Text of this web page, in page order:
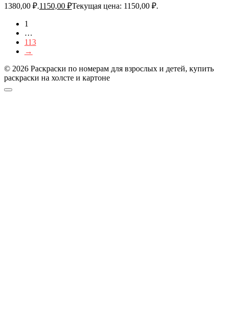
1380,00 ₽.1150,00 ₽Текущая цена: 1150,00 ₽.
1
…
113
→
© 2026 Раскраски по номерам для взрослых и детей, купить
раскраски на холсте и картоне